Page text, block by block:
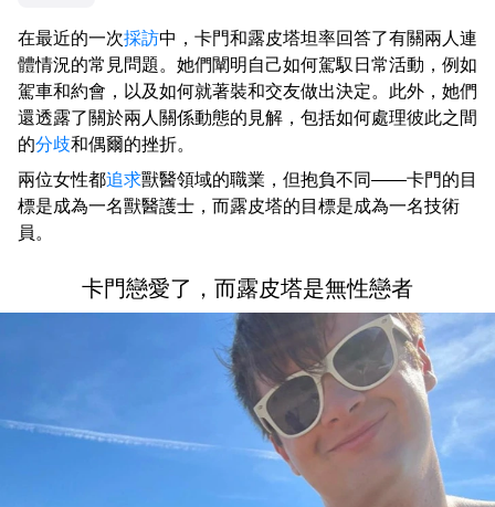
在最近的一次採訪中，卡門和露皮塔坦率回答了有關兩人連
體情況的常見問題。她們闡明自己如何駕馭日常活動，例如
駕車和約會，以及如何就著裝和交友做出決定。此外，她們
還透露了關於兩人關係動態的見解，包括如何處理彼此之間
的分歧和偶爾的挫折。
兩位女性都追求獸醫領域的職業，但抱負不同——卡門的目
標是成為一名獸醫護士，而露皮塔的目標是成為一名技術
員。
卡門戀愛了，而露皮塔是無性戀者